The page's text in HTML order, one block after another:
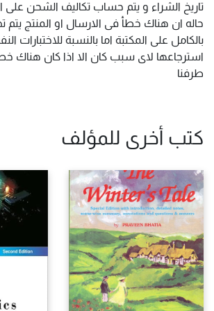
تاريخ الشراء و يتم حساب تكاليف الشحن
حاله ان هناك خطأ فى الارسال او المنتج
بالكامل على المكتبة اما بالنسبة للاختبارات
استرجاعها لاى سبب كان الا اذا كان هناك
طرفنا
كتب أخرى للمؤلف